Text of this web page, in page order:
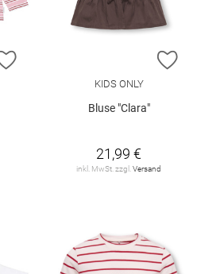
ZUR WUNSCHLISTE HINZUFÜGEN
ZUR
KIDS ONLY
Bluse "Clara"
21,99 €
inkl. MwSt. zzgl. Versand